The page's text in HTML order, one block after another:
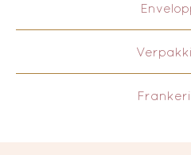
kwaliteit FSC en ECF
enveloppe. Kraft papier
Papierdikte:
papieren zakje, geleverd in